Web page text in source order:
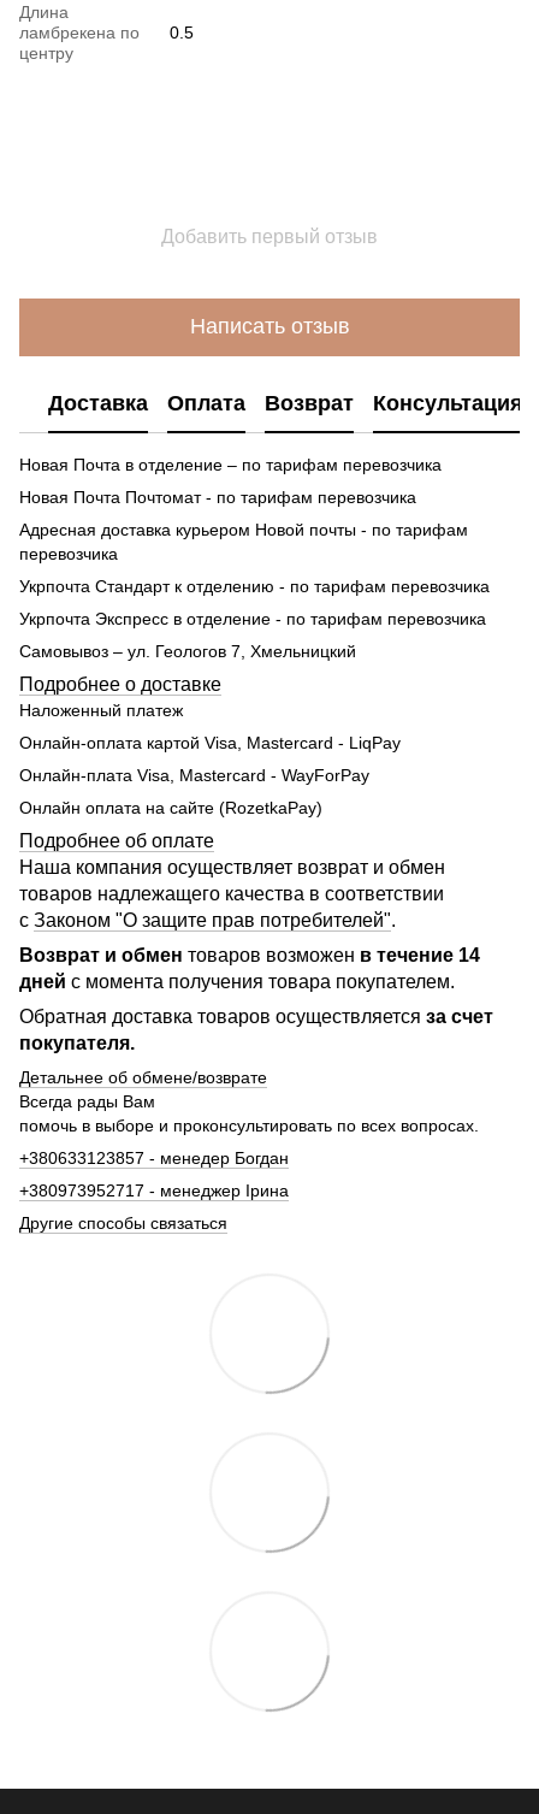
Длина
ламбрекена по
центру
0.5
Добавить первый отзыв
Написать отзыв
Доставка Оплата Возврат Консультация
Новая Почта в отделение – по тарифам перевозчика
Новая Почта Почтомат - по тарифам перевозчика
Адресная доставка курьером Новой почты - по тарифам
перевозчика
Укрпочта Стандарт к отделению - по тарифам перевозчика
Укрпочта Экспресс в отделение - по тарифам перевозчика
Самовывоз – ул. Геологов 7, Хмельницкий
Подробнее о доставке
Наложенный платеж
Онлайн-оплата картой Visa, Mastercard - LiqPay
Онлайн-плата Visa, Mastercard - WayForPay
Онлайн оплата на сайте (RozetkaPay)
Подробнее об оплате
Наша компания осуществляет возврат и обмен
товаров надлежащего качества в соответствии
с Законом "О защите прав потребителей".
Возврат и обмен товаров возможен в течение 14
дней с момента получения товара покупателем.
Обратная доставка товаров осуществляется за счет
покупателя.
Детальнее об обмене/возврате
Всегда рады Вам
помочь в выборе и проконсультировать по всех вопросах.
+380633123857 - менедер Богдан
+380973952717 - менеджер Ірина
Другие способы связаться